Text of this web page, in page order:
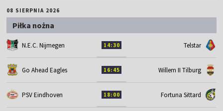
08 SIERPNIA 2026
Piłka nożna
N.E.C. Nijmegen 14:30 Telstar
Go Ahead Eagles 16:45 Willem II Tilburg
PSV Eindhoven 18:00 Fortuna Sittard